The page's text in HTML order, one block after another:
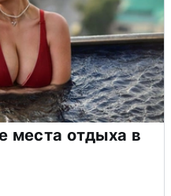
места отдыха в